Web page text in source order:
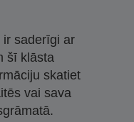
saderīgi ar
šī klāsta
skatiet
vai sava